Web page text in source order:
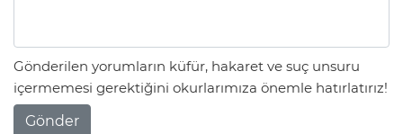
Gönderilen yorumların küfür, hakaret ve suç unsuru
içermemesi gerektiğini okurlarımıza önemle hatırlatırız!
Gönder